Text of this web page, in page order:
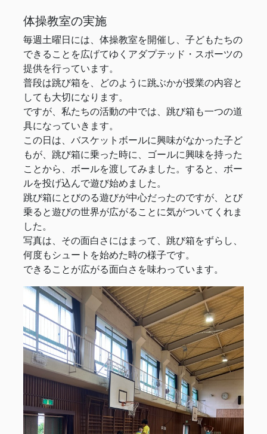
体操教室の実施
毎週土曜日には、体操教室を開催し、子どもたちの
できることを広げてゆくアダプテッド・スポーツの
提供を行っています。
普段は跳び箱を、どのように跳ぶかが授業の内容と
しても大切になります。
ですが、私たちの活動の中では、跳び箱も一つの道
具になっていきます。
この日は、バスケットボールに興味がなかった子ど
もが、跳び箱に乗った時に、ゴールに興味を持った
ことから、ボールを渡してみました。すると、ボー
ルを投げ込んで遊び始めました。
跳び箱にとびのる遊びが中心だったのですが、とび
乗ると遊びの世界が広がることに気がついてくれま
した。
写真は、その面白さにはまって、跳び箱をずらし、
何度もシュートを始めた時の様子です。
できることが広がる面白さを味わっています。